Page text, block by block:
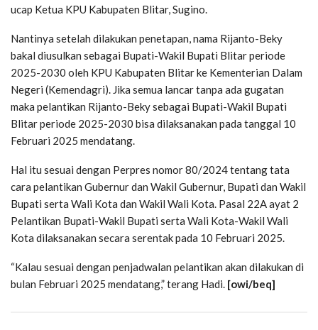
ucap Ketua KPU Kabupaten Blitar, Sugino.
Nantinya setelah dilakukan penetapan, nama Rijanto-Beky
bakal diusulkan sebagai Bupati-Wakil Bupati Blitar periode
2025-2030 oleh KPU Kabupaten Blitar ke Kementerian Dalam
Negeri (Kemendagri). Jika semua lancar tanpa ada gugatan
maka pelantikan Rijanto-Beky sebagai Bupati-Wakil Bupati
Blitar periode 2025-2030 bisa dilaksanakan pada tanggal 10
Februari 2025 mendatang.
Hal itu sesuai dengan Perpres nomor 80/2024 tentang tata
cara pelantikan Gubernur dan Wakil Gubernur, Bupati dan Wakil
Bupati serta Wali Kota dan Wakil Wali Kota. Pasal 22A ayat 2
Pelantikan Bupati-Wakil Bupati serta Wali Kota-Wakil Wali
Kota dilaksanakan secara serentak pada 10 Februari 2025.
“Kalau sesuai dengan penjadwalan pelantikan akan dilakukan di
bulan Februari 2025 mendatang,” terang Hadi. [owi/beq]